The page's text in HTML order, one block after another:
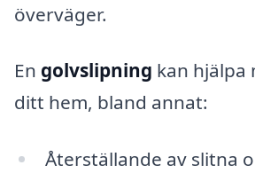
överväger.
En golvslipning kan hjälpa
ditt hem, bland annat:
Återställande av slitna